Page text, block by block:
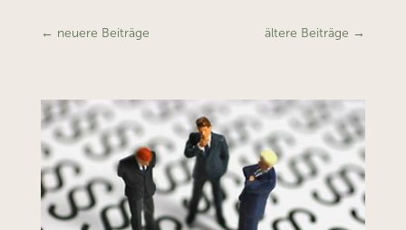
← neuere Beiträge ältere Beiträge →